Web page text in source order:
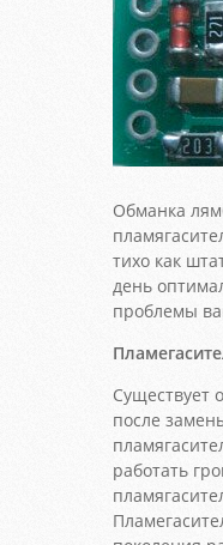
Обманка
тихо как
день
проблемы
Существует
после
работать